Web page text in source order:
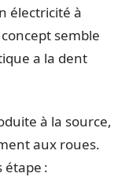
électricité à
semble
a la dent
à la source,
aux roues.
étape :